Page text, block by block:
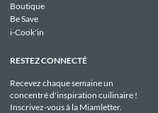
Boutique
Be Save
i-Cook'in
RESTEZ CONNECTÉ
Recevez chaque semaine un
concentré d'inspiration cuilinaire !
Inscrivez-vous à la Miamletter.